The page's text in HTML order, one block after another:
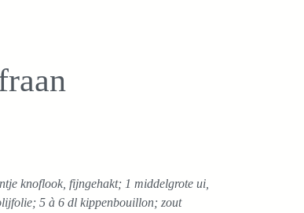
Activiteiten
knoflook, fijngehakt; 1 middelgrote ui,
5 à 6 dl kippenbouillon; zout